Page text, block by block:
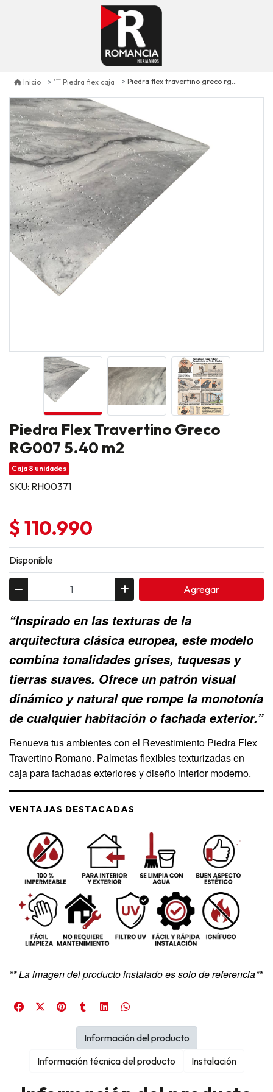
Inicio Piedra flex caja Piedra flex travertino greco rg007 5.40 m2
Piedra Flex Travertino Greco
RG007 5.40 m2
Caja 8 unidades
SKU: RH00371
$ 110.990
Disponible
Agregar
“Inspirado en las texturas de la
arquitectura clásica europea, este modelo
combina tonalidades grises, tuquesas y
tierras suaves. Ofrece un patrón visual
dinámico y natural que rompe la monotonía
de cualquier habitación o fachada exterior.”
Renueva tus ambientes con el Revestimiento Piedra Flex
Travertino Romano. Palmetas flexibles texturizadas en
caja para fachadas exteriores y diseño interior moderno.
VENTAJAS DESTACADAS
** La imagen del producto instalado es solo de referencia**
Información del producto
Información técnica del producto
Instalación